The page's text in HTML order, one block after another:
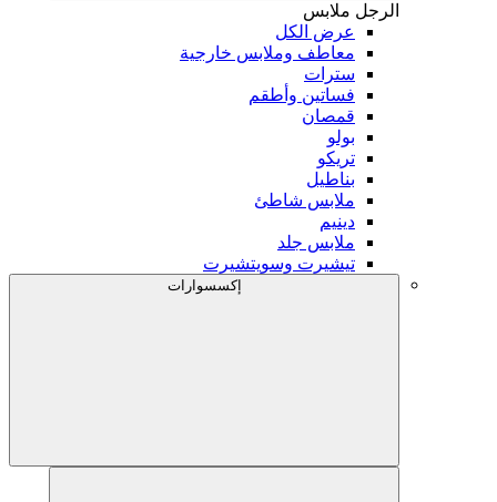
ملابس
عرض الكل
معاطف وملابس خارجية
سترات
فساتين وأطقم
قمصان
تريكو
بناطيل
ملابس شاطئ
دينيم
ملابس جلد
تيشيرت وسويتشيرت
إكسسوارات